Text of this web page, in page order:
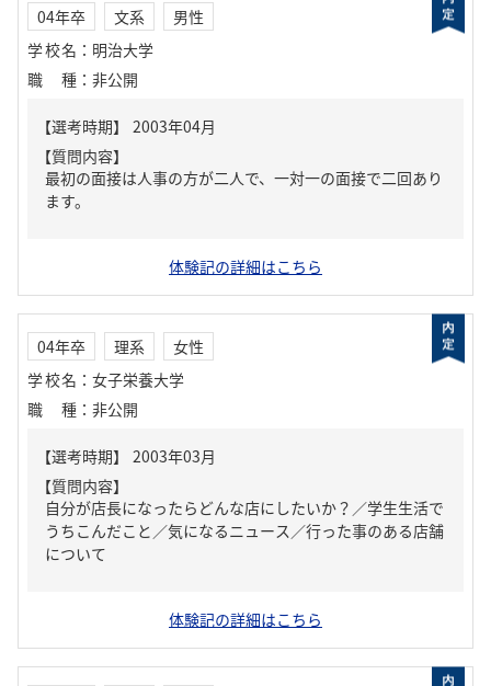
04年卒 文系
男性
学校名 ： 明治大学
職種 ： 非公開
【質問内容】
最初の面接は人事の方が二人で、一対一の面接で二回あり
ます。
体験記の詳細はこちら
04年卒 理系
女性
学校名 ： 女子栄養大学
職種 ： 非公開
【質問内容】
自分が店長になったらどんな店にしたいか？／学生生活で
うちこんだこと／気になるニュース／行った事のある店舗
について
体験記の詳細はこちら